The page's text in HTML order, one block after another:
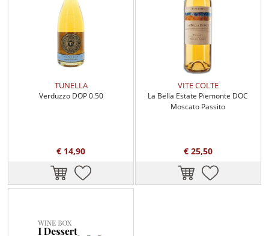
TUNELLA
Verduzzo DOP 0.50
€ 14,90
VITE COLTE
La Bella Estate Piemonte DOC
Moscato Passito
€ 25,50